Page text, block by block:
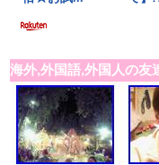
海外,外国語,外国人の友